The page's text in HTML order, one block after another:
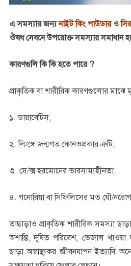
এ সমস্যার জন্যনাইট কিং পাউডার ও
ঔষধ সেবনে উপরোক্ত সমস্যার সমাধান
কারণগুলি কি কি হতে পারে ?
প্রাকৃতিক বা শারীরিক কারণগুলোর
১. ডায়াবেটিস,
২. লি/ঙ্গে জন্মগত কোনওপ্রকার ত্রুটি,
৩. সে/ক্স হরমোনের ভারসাম্যহীনতা,
৪. গনোরিয়া বা সিফিলিসের মত যৌ/নরোগ
তাছাড়াও প্রাকৃতিক শারীরিক সমস্যা
অশান্তি, দূষিত পরিবেশ, ভেজাল খাওয়া
ছাড়া অস্বাস্থ্যকর জীবনযাপন